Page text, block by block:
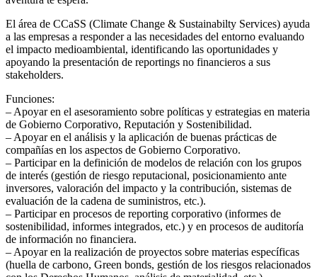
El área de CCaSS (Climate Change & Sustainabilty Services) ayuda
a las empresas a responder a las necesidades del entorno evaluando
el impacto medioambiental, identificando las oportunidades y
apoyando la presentación de reportings no financieros a sus
stakeholders.
Funciones:
– Apoyar en el asesoramiento sobre políticas y estrategias en materia
de Gobierno Corporativo, Reputación y Sostenibilidad.
– Apoyar en el análisis y la aplicación de buenas prácticas de
compañías en los aspectos de Gobierno Corporativo.
– Participar en la definición de modelos de relación con los grupos
de interés (gestión de riesgo reputacional, posicionamiento ante
inversores, valoración del impacto y la contribución, sistemas de
evaluación de la cadena de suministros, etc.).
– Participar en procesos de reporting corporativo (informes de
sostenibilidad, informes integrados, etc.) y en procesos de auditoría
de información no financiera.
– Apoyar en la realización de proyectos sobre materias específicas
(huella de carbono, Green bonds, gestión de los riesgos relacionados